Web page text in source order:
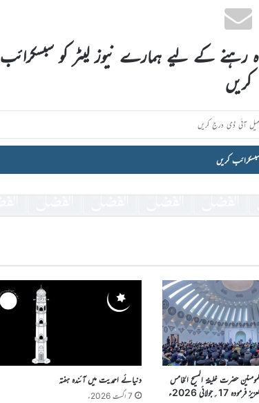
رہنے کے لیے ہمارے نیوز لیٹر کو سبسکرائب
کریں
حضرت خلیفۃ المسیح الخامس
17؍جولائی 2026ء
دنیائے احمدیت میں آئندہ ہفتہ
7 اگست 2026ء